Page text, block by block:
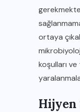
ortaya
koşulları
Hijyen